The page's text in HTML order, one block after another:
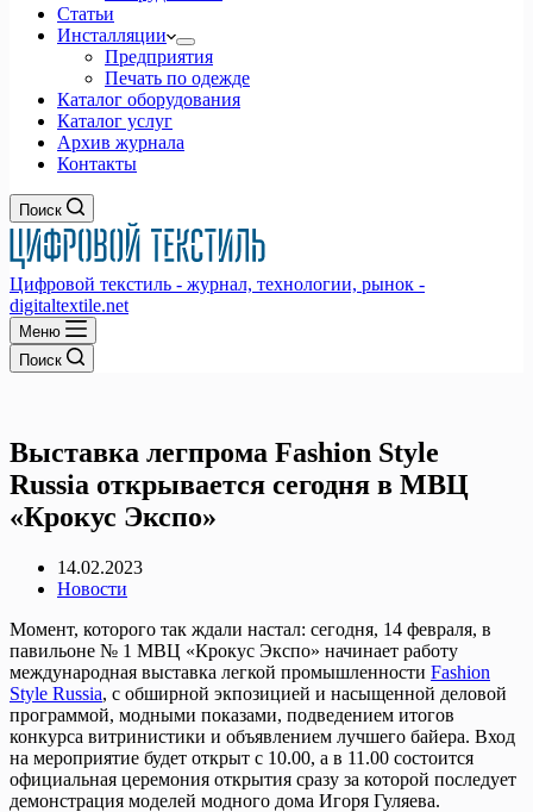
Статьи
Инсталляции
Предприятия
Печать по одежде
Каталог оборудования
Каталог услуг
Архив журнала
Контакты
Поиск
Цифровой текстиль - журнал, технологии, рынок -
digitaltextile.net
Меню
Поиск
Выставка легпрома Fashion Style
Russia открывается сегодня в МВЦ
«Крокус Экспо»
14.02.2023
Новости
Момент, которого так ждали настал: сегодня, 14 февраля, в
павильоне № 1 МВЦ «Крокус Экспо» начинает работу
международная выставка легкой промышленности Fashion
Style Russia, с обширной экпозицией и насыщенной деловой
программой, модными показами, подведением итогов
конкурса витринистики и объявлением лучшего байера. Вход
на мероприятие будет открыт с 10.00, а в 11.00 состоится
официальная церемония открытия сразу за которой последует
демонстрация моделей модного дома Игоря Гуляева.